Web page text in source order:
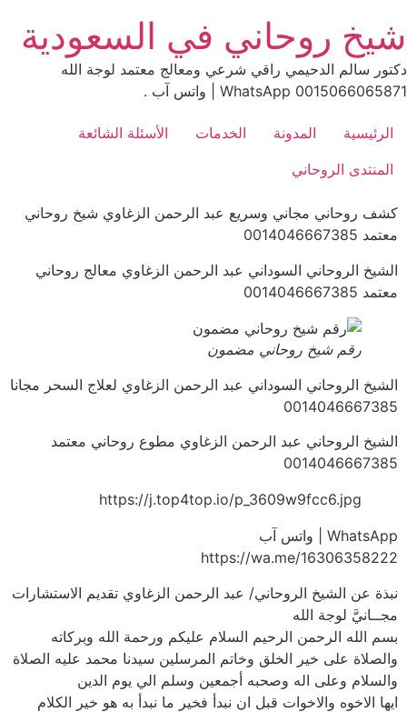
to
content
شيخ روحاني في السعودية
دكتور سالم الدحيمي راقي شرعي ومعالج معتمد لوجة الله
0015066065871 WhatsApp | واتس آب .
الرئيسية المدونة الخدمات
الأسئلة الشائعة
المنتدى الروحاني
كشف روحاني مجاني وسريع عبد الرحمن الزغاوي شيخ روحاني
معتمد 0014046667385
الشيخ الروحاني السوداني عبد الرحمن الزغاوي معالج روحاني
معتمد 0014046667385
رقم شيخ روحاني مضمون
الشيخ الروحاني السوداني عبد الرحمن الزغاوي لعلاج السحر مجانا
0014046667385
الشيخ الروحاني عبد الرحمن الزغاوي مطوع روحاني معتمد
0014046667385
https://j.top4top.io/p_3609w9fcc6.jpg
WhatsApp | واتس آب
https://wa.me/16306358222
نبذة عن الشيخ الروحاني/ عبد الرحمن الزغاوي تقديم الاستشارات
مجــانيَّ لوجة الله
بسم الله الرحمن الرحيم السلام عليكم ورحمة الله وبركاته
والصلاة على خير الخلق وخاتم المرسلين سيدنا محمد عليه الصلاة
والسلام وعلى اله وصحبه أجمعين وسلم الي يوم الدين
ايها الاخوه والاخوات قبل ان نبدأ فخير ما نبدأ به هو خير الكلام